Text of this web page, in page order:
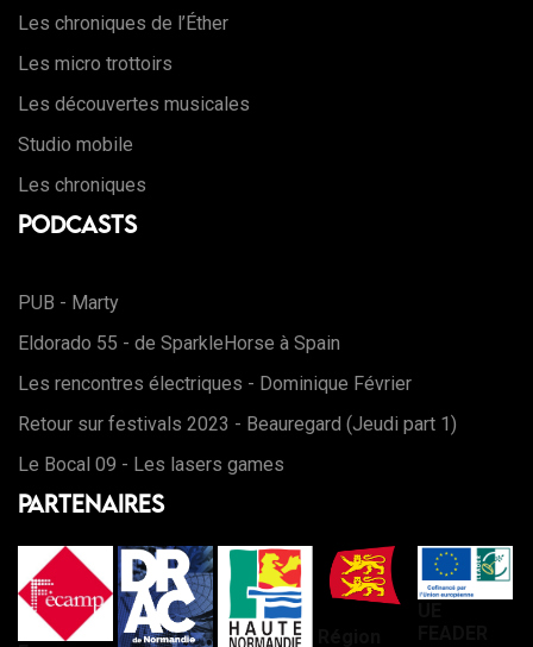
Les chroniques de l’Éther
Les micro trottoirs
Les découvertes musicales
Studio mobile
Les chroniques
Podcasts
PUB - Marty
Eldorado 55 - de SparkleHorse à Spain
Les rencontres électriques - Dominique Février
Retour sur festivals 2023 - Beauregard (Jeudi part 1)
Le Bocal 09 - Les lasers games
Partenaires